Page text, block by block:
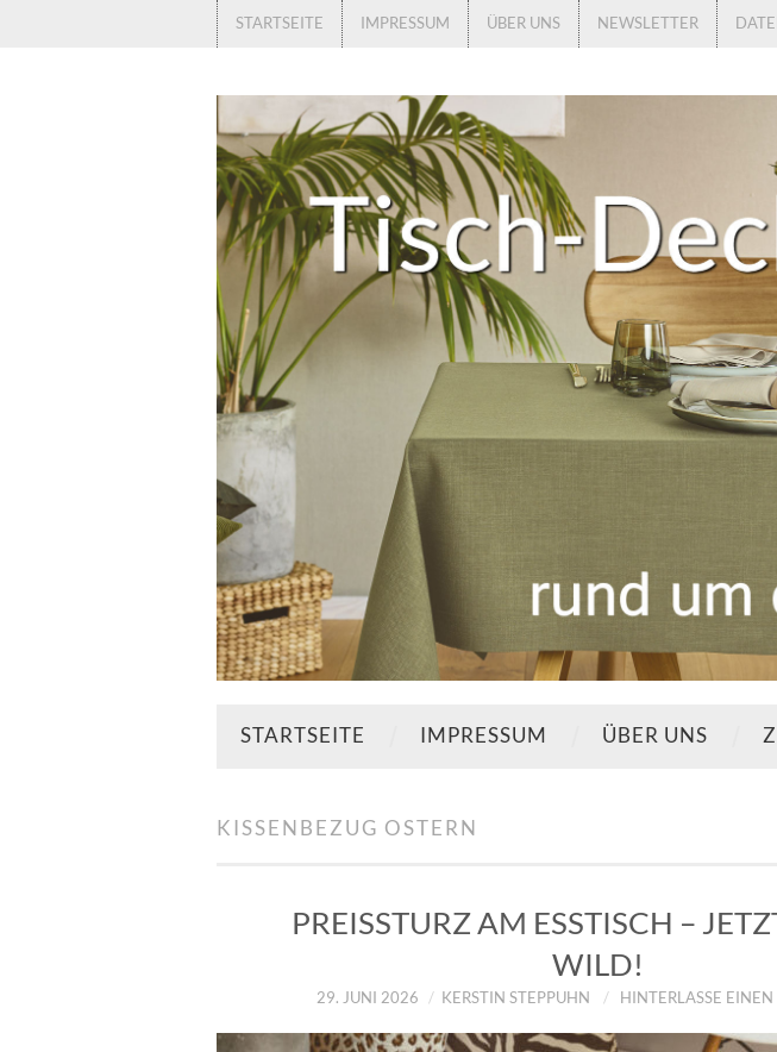
STARTSEITE IMPRESSUM ÜBER UNS NEWSLETTER
STARTSEITE IMPRESSUM ÜBER UNS
KISSENBEZUG OSTERN
PREISSTURZ AM ESSTISCH –
WILD!
29. JUNI 2026 KERSTIN STEPPUHN HINTERLASSE